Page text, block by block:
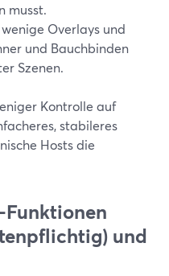
musst.
Overlays und
und Bauchbinden
Szenen.
Kontrolle auf
stabileres
Hosts die
und